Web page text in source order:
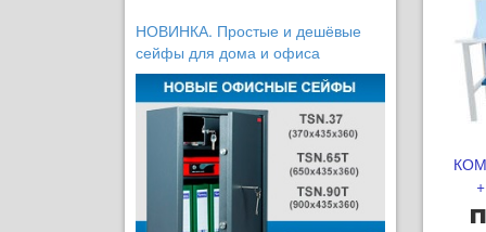
НОВИНКА. Простые и дешёвые
сейфы для дома и офиса